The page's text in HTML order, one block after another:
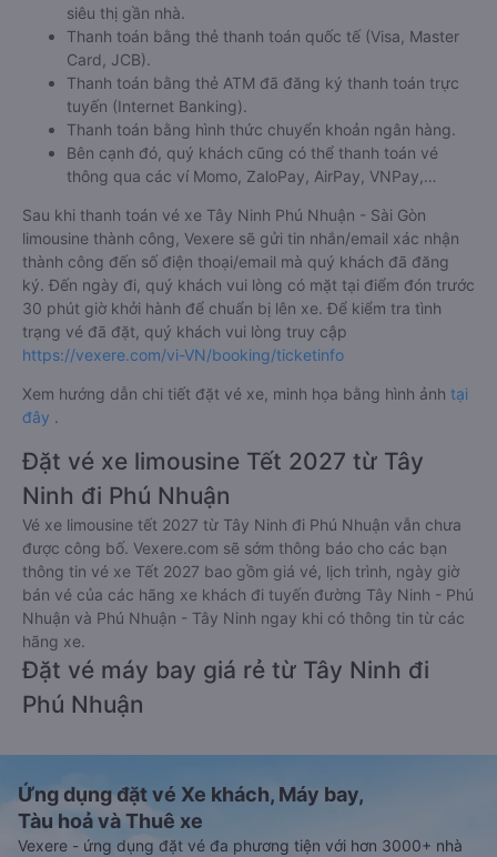
siêu thị gần nhà.
Thanh toán bằng thẻ thanh toán quốc tế (Visa, Master
Card, JCB).
Thanh toán bằng thẻ ATM đã đăng ký thanh toán trực
tuyến (Internet Banking).
Thanh toán bằng hình thức chuyển khoản ngân hàng.
Bên cạnh đó, quý khách cũng có thể thanh toán vé
thông qua các ví Momo, ZaloPay, AirPay, VNPay,…
Sau khi thanh toán vé xe Tây Ninh Phú Nhuận - Sài Gòn
limousine thành công, Vexere sẽ gửi tin nhắn/email xác nhận
thành công đến số điện thoại/email mà quý khách đã đăng
ký. Đến ngày đi, quý khách vui lòng có mặt tại điểm đón trước
30 phút giờ khởi hành để chuẩn bị lên xe. Để kiểm tra tình
trạng vé đã đặt, quý khách vui lòng truy cập
https://vexere.com/vi-VN/booking/ticketinfo
Xem hướng dẫn chi tiết đặt vé xe, minh họa bằng hình ảnh tại
đây .
Đặt vé xe limousine Tết 2027 từ Tây
Ninh đi Phú Nhuận
Vé xe limousine tết 2027 từ Tây Ninh đi Phú Nhuận vẫn chưa
được công bố. Vexere.com sẽ sớm thông báo cho các bạn
thông tin vé xe Tết 2027 bao gồm giá vé, lịch trình, ngày giờ
bán vé của các hãng xe khách đi tuyến đường Tây Ninh - Phú
Nhuận và Phú Nhuận - Tây Ninh ngay khi có thông tin từ các
hãng xe.
Đặt vé máy bay giá rẻ từ Tây Ninh đi
Phú Nhuận
Ứng dụng đặt vé Xe khách, Máy bay,
Tàu hoả và Thuê xe
Vexere - ứng dụng đặt vé đa phương tiện với hơn 3000+ nhà